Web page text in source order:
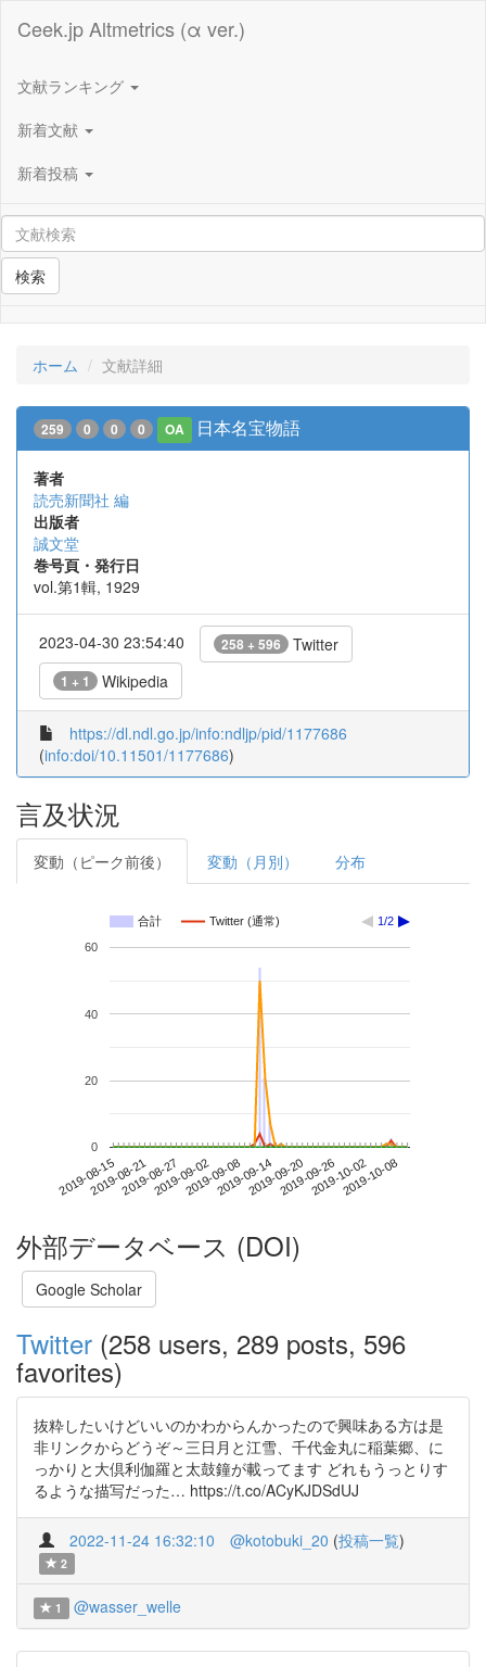
Ceek.jp Altmetrics (α ver.)
文献ランキング
新着文献
新着投稿
検索
ホーム 文献詳細
259 0 0 0 OA 日本名宝物語
著者
読売新聞社 編
出版者
誠文堂
巻号頁・発行日
vol.第1輯, 1929
2023-04-30 23:54:40 258 + 596 Twitter
1 + 1 Wikipedia
https://dl.ndl.go.jp/info:ndljp/pid/1177686
(info:doi/10.11501/1177686)
言及状況
変動（ピーク前後） 変動（月別） 分布
合計 Twitter (通常) 1/2
2019-08-152019-08-212019-08-272019-09-022019-09-082019-09-142019-09-202019-09-262019-10-022019-10-08
0
20
40
60
外部データベース (DOI)
Google Scholar
Twitter (258 users, 289 posts, 596
favorites)
抜粋したいけどいいのかわからんかったので興味ある方は是
非リンクからどうぞ～三日月と江雪、千代金丸に稲葉郷、に
っかりと大倶利伽羅と太鼓鐘が載ってます どれもうっとりす
るような描写だった… https://t.co/ACyKJDSdUJ
2022-11-24 16:32:10 @kotobuki_20 (投稿一覧)
2
1 @wasser_welle